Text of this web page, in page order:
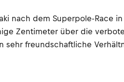
nach dem Superpole-Race
Zentimeter über die
sehr freundschaftliche